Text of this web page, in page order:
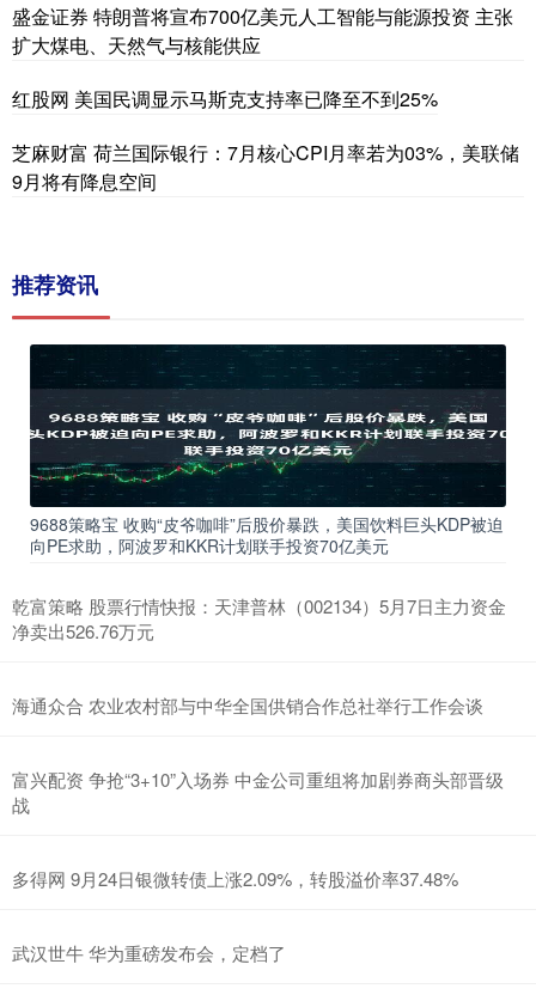
盛金证券 特朗普将宣布700亿美元人工智能与能源投资 主张
扩大煤电、天然气与核能供应
红股网 美国民调显示马斯克支持率已降至不到25%
芝麻财富 荷兰国际银行：7月核心CPI月率若为03%，美联储
9月将有降息空间
推荐资讯
9688策略宝 收购“皮爷咖啡”后股价暴跌，美国饮料巨头KDP被迫
向PE求助，阿波罗和KKR计划联手投资70亿美元
乾富策略 股票行情快报：天津普林（002134）5月7日主力资金
净卖出526.76万元
海通众合 农业农村部与中华全国供销合作总社举行工作会谈
富兴配资 争抢“3+10”入场券 中金公司重组将加剧券商头部晋级
战
多得网 9月24日银微转债上涨2.09%，转股溢价率37.48%
武汉世牛 华为重磅发布会，定档了